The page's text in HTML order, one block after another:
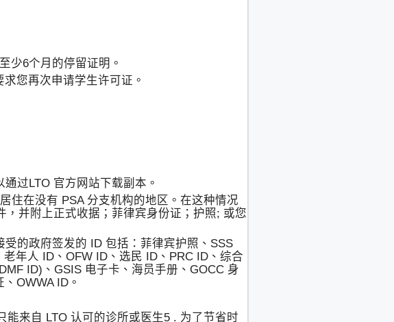
少6个月的停留证明。
您再次申请学生许可证。
过LTO 官方网站下载副本。
住在没有 PSA 分支机构的地区。在这种情况
并附上正式收据；菲律宾身份证；护照; 或您
的政府签发的 ID 包括：菲律宾护照、SSS
年人 ID、OFW ID、选民 ID、PRC ID、综合
ID)、GSIS 电子卡、海员手册、GOCC 身
OWWA ID。
来自 LTO 认可的诊所或医生5 . 为了节省时